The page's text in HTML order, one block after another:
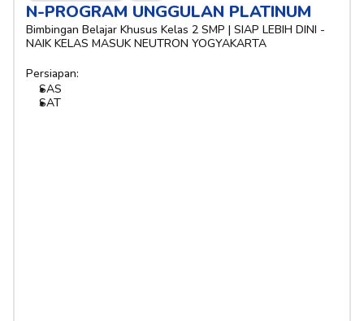
N-PROGRAM UNGGULAN PLATINUM
Bimbingan Belajar Khusus Kelas 2 SMP | SIAP LEBIH DINI -
NAIK KELAS MASUK NEUTRON YOGYAKARTA
Persiapan:
SAS
SAT